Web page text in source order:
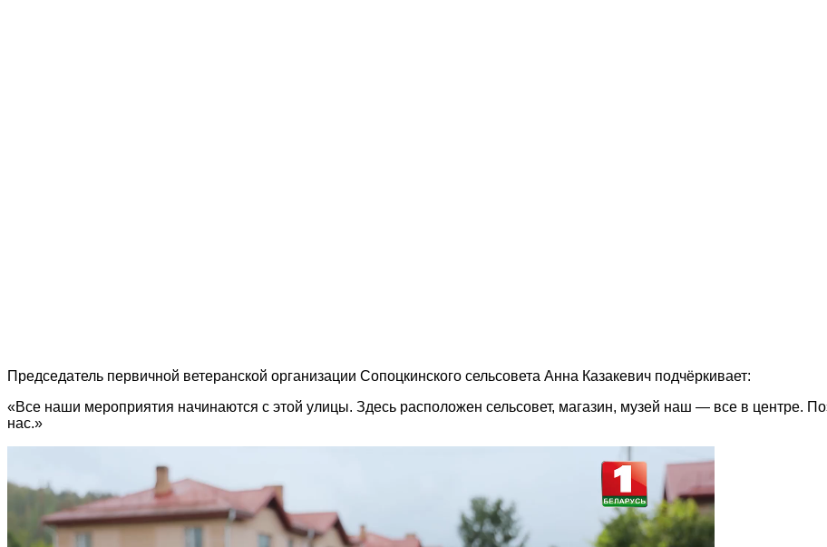
Председатель первичной ветеранской организации Сопоцкинского сельсовета Анна Казакевич подчёркивает:
«Все наши мероприятия начинаются с этой улицы. Здесь расположен сельсовет, магазин, музей наш — все в центре.
нас.»